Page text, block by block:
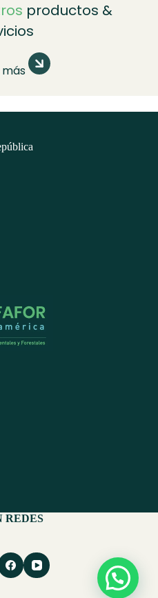
productos &
REDES